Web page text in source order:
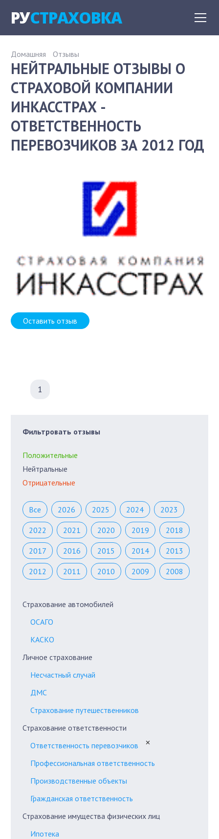
РУСТРАХОВКА
Домашняя Отзывы
НЕЙТРАЛЬНЫЕ ОТЗЫВЫ О
СТРАХОВОЙ КОМПАНИИ
ИНКАССТРАХ -
ОТВЕТСТВЕННОСТЬ
ПЕРЕВОЗЧИКОВ ЗА 2012 ГОД
Оставить отзыв
1
Фильтровать отзывы
Положительные
Нейтральные
Отрицательные
Все 2026 2025 2024 2023
2022 2021 2020 2019 2018
2017 2016 2015 2014 2013
2012 2011 2010 2009 2008
Страхование автомобилей
ОСАГО
КАСКО
Личное страхование
Несчастный случай
ДМС
Страхование путешественников
Страхование ответственности
Ответственность перевозчиков
✕
Профессиональная ответственность
Производственные объекты
Гражданская ответственность
Страхование имущества физических лиц
Ипотека